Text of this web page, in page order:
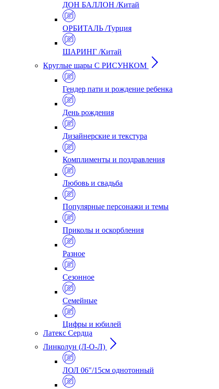
ДОН БАЛЛОН /Китай
ОРБИТАЛЬ /Турция
ШАРИНГ /Китай
Круглые шары С РИСУНКОМ
Гендер пати и рождение ребенка
День рождения
Дизайнерские и текстура
Комплименты и поздравления
Любовь и свадьба
Популярные персонажи и темы
Приколы и оскорбления
Разное
Сезонное
Семейные
Цифры и юбилей
Латекс Сердца
Линколун (Л-О-Л)
ЛОЛ 06"/15см однотонный